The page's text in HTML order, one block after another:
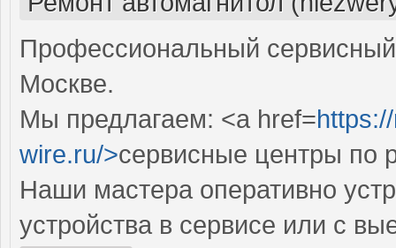
Профессиональный
Москве.
Мы предлагаем: <a href=
wire.ru/>сервисные центры по
Наши мастера оперативно
устройства в сервисе или с